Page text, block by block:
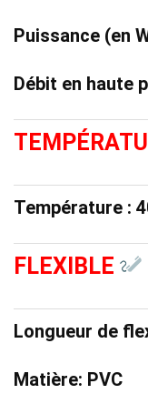
Puissance (en
Débit en haute
Température :
FLEXIBLE
Longueur de
Matière: PVC